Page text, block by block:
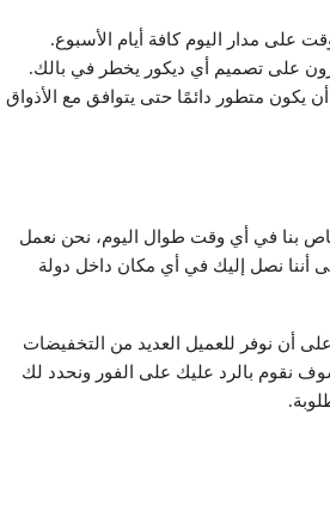
على مدار اليوم كافة أيام الأسبوع.
على تصميم أي ديكور يخطر في بالك.
يكون متطور دائمًا حتى يتوافق مع الأذواق
بنا في أي وقت طوال اليوم، نحن نعمل
أننا نصل إليك في أي مكان داخل دولة
أن نوفر للعميل العديد من التخفيضات
نقوم بالرد عليك على الفور ونحدد لك